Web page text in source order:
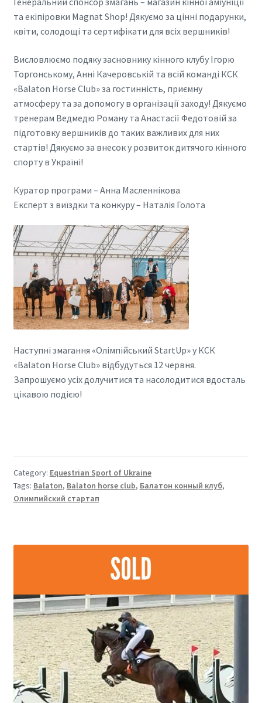
та екіпіровки Magnat Shop! Дякуємо за цінні подарунки,
квіти, солодощі та сертифікати для всіх вершників!
Висловлюємо подяку засновнику кінного клубу Ігорю
Торгонському, Анні Качеровській та всій команді КСК
«Balaton Horse Club» за гостинність, приємну
атмосферу та за допомогу в організації заходу! Дякуємо
тренерам Ведмедю Роману та Анастасії Федотовій за
підготовку вершників до таких важливих для них
стартів! Дякуємо за внесок у розвиток дитячого кінного
спорту в Україні!
Куратор програми – Анна Масленнікова
Експерт з виїздки та конкуру – Наталія Голота
Наступні змагання «Олімпійський StartUp» у КСК
«Balaton Horse Club» відбудуться 12 червня.
Запрошуємо усіх долучитися та насолодитися вдосталь
цікавою подією!
Category: Equestrian Sport of Ukraine
Tags: Balaton, Balaton horse club, Балатон конный клуб,
Олимпийский стартап